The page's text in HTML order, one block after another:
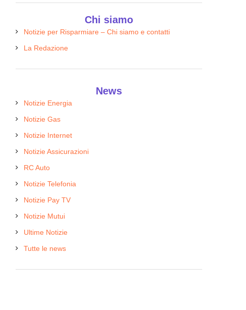
Chi siamo
Notizie per Risparmiare – Chi siamo e contatti
La Redazione
News
Notizie Energia
Notizie Gas
Notizie Internet
Notizie Assicurazioni
RC Auto
Notizie Telefonia
Notizie Pay TV
Notizie Mutui
Ultime Notizie
Tutte le news